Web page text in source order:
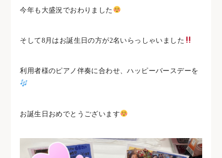
今年も大盛況でおわりました
そして8月はお誕生日の方が2名いらっしゃいました
利用者様のピアノ伴奏に合わせ、ハッピーバースデーを
お誕生日おめでとうございます